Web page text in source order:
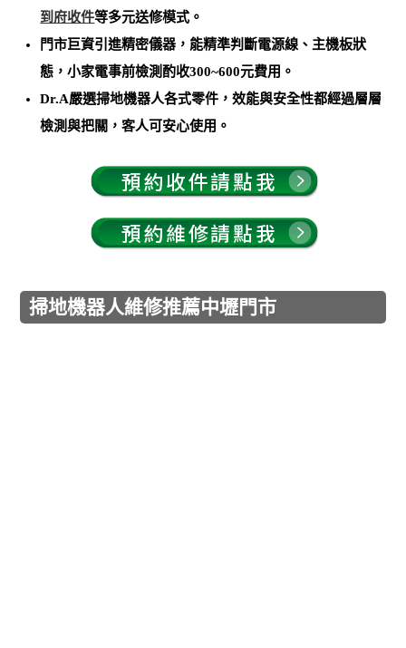
到府收件等多元送修模式。
門市巨資引進精密儀器，能精準判斷電源線、主機板狀
態，小家電事前檢測酌收300~600元費用 。
Dr.A嚴選掃地機器人各式零件，效能與安全性都經過層層
檢測與把關，客人可安心使用。
掃地機器人維修推薦中壢門市